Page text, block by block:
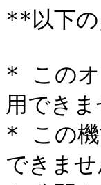
**以下
* このオ
用でき
* この
できませ